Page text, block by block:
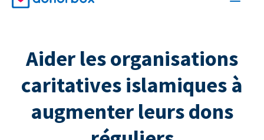
Aider les organisations
caritatives islamiques à
augmenter leurs dons